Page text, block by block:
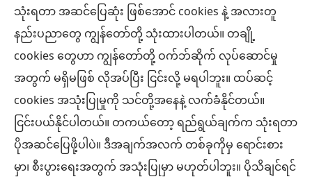
သုံးရတာ အဆင်ပြေဆုံး ဖြစ်အောင် cookies နဲ့ အလားတူ
နည်းပညာတွေ ကျွန်တော်တို့ သုံးထားပါတယ်။ တချို့
cookies တွေဟာ ကျွန်တော်တို့ ဝက်ဘ်ဆိုက် လုပ်ဆောင်မှု
အတွက် မရှိမဖြစ် လိုအပ်ပြီး ငြင်းလို့ မရပါဘူး။ ထပ်ဆင့်
cookies အသုံးပြုမှုကို သင်တို့အနေနဲ့ လက်ခံနိုင်တယ်။
ငြင်းပယ်နိုင်ပါတယ်။ တကယ်တော့ ရည်ရွယ်ချက်က သုံးရတာ
ပိုအဆင်ပြေဖို့ပါပဲ။ ဒီအချက်အလက် တစ်ခုကိုမှ ရောင်းစား
မှာ၊ စီးပွားရေးအတွက် အသုံးပြုမှာ မဟုတ်ပါဘူး။ ပိုသိချင်ရင်
အလှူငွေ
(window
အသစ်
ဖွ
င့်
နေ
ပါ
တယ်)
ကင်းမျှော်စင် အွန်လိုင်းစာကြည့်တိုက်™
(window
အသစ်
ဖွ
င့်
နေ
ပါ
တယ်)
JW Hub®
(window
အသစ်
ဖွ
င့်
နေ
JW Library®
ကင်းမျှော်စင် စာကြည့်တိုက်